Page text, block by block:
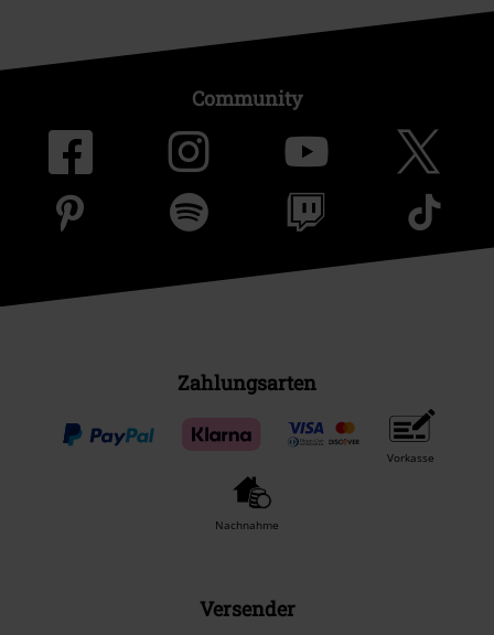
Community
Zahlungsarten
Vorkasse
Nachnahme
Versender